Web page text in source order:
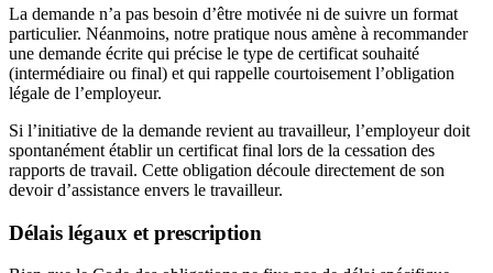
La demande n’a pas besoin d’être motivée ni de suivre un format
particulier. Néanmoins, notre pratique nous amène à recommander
une demande écrite qui précise le type de certificat souhaité
(intermédiaire ou final) et qui rappelle courtoisement l’obligation
légale de l’employeur.
Si l’initiative de la demande revient au travailleur, l’employeur doit
spontanément établir un certificat final lors de la cessation des
rapports de travail. Cette obligation découle directement de son
devoir d’assistance envers le travailleur.
Délais légaux et prescription